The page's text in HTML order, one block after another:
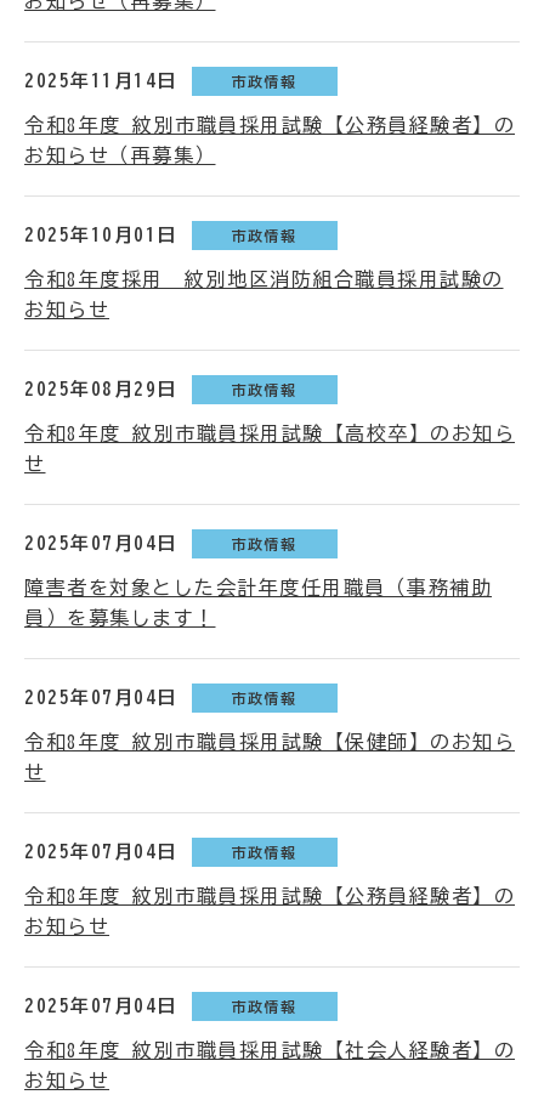
2025年11月14日 市政情報
令和8年度 紋別市職員採用試験【公務員経験者】の
お知らせ（再募集）
2025年10月01日 市政情報
令和8年度採用 紋別地区消防組合職員採用試験の
お知らせ
2025年08月29日 市政情報
令和8年度 紋別市職員採用試験【高校卒】のお知ら
せ
2025年07月04日 市政情報
障害者を対象とした会計年度任用職員（事務補助
員）を募集します！
2025年07月04日 市政情報
令和8年度 紋別市職員採用試験【保健師】のお知ら
せ
2025年07月04日 市政情報
令和8年度 紋別市職員採用試験【公務員経験者】の
お知らせ
2025年07月04日 市政情報
令和8年度 紋別市職員採用試験【社会人経験者】の
お知らせ